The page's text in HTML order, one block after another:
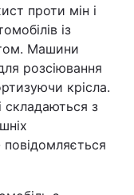
проти мін і
із
Машини
розсіювання
крісла.
складаються з
повідомляється